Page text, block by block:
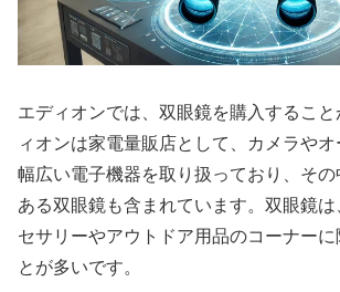
エディオンでは、双眼鏡を購入するこ
ィオンは家電量販店として、カメラや
幅広い電子機器を取り扱っており、そ
ある双眼鏡も含まれています。双眼鏡は
セサリーやアウトドア用品のコーナーに
とが多いです。